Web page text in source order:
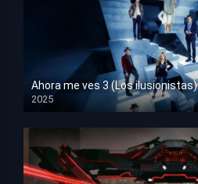
Ahora me ves 3 (Los ilusionistas)
2025
HD 1080p